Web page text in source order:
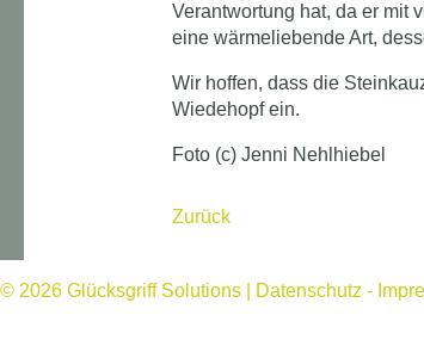
Verantwortung hat, da er mit
eine wärmeliebende Art,
Wir hoffen, dass die
Wiedehopf ein.
Foto (c) Jenni Nehlhiebel
Zurück
© 2026 Glücksgriff Solutions Datenschutz -